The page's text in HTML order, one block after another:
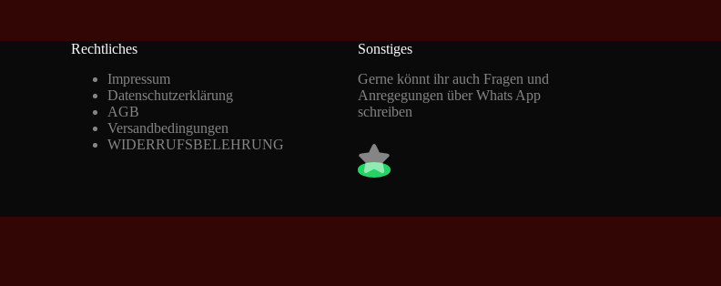
Rechtliches
Impressum
Datenschutzerklärung
AGB
Versandbedingungen
WIDERRUFSBELEHRUNG
Sonstiges
Gerne könnt ihr auch Fragen und
Anregegungen über Whats App
schreiben